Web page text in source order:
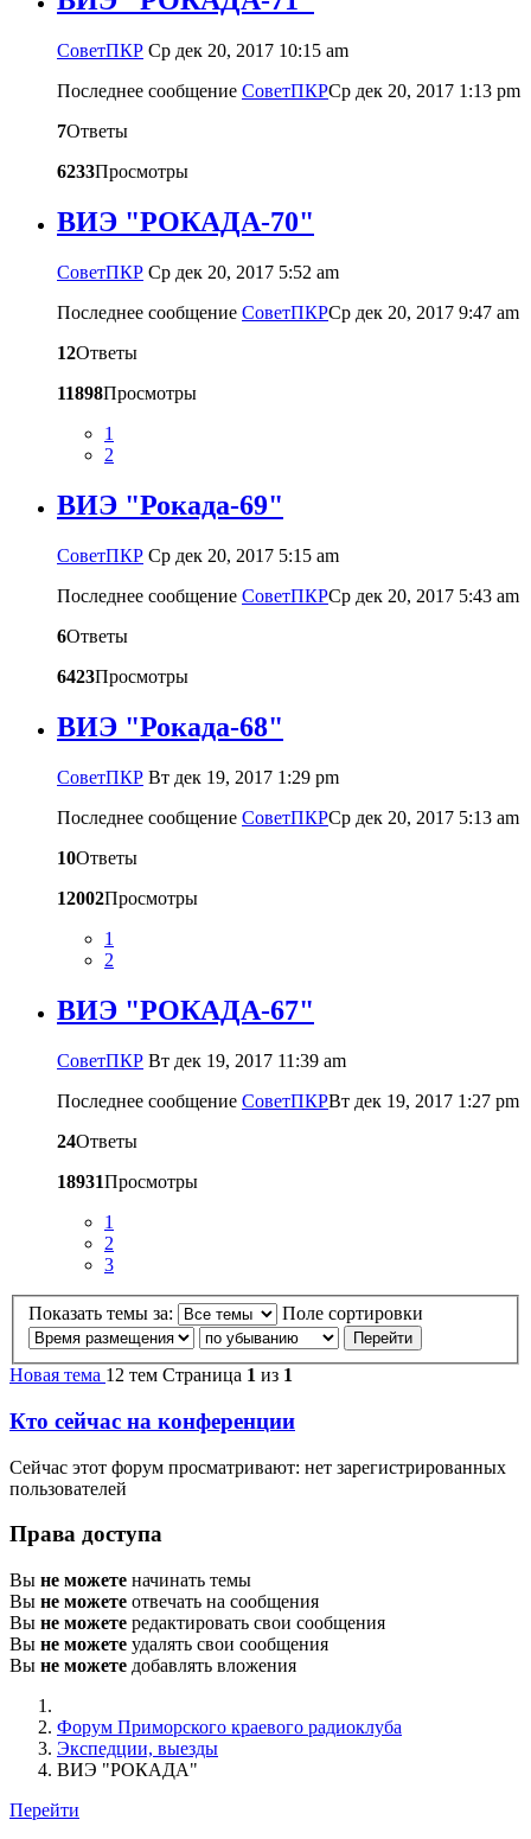
CоветПКР Ср дек 20, 2017 10:15 am
Последнее сообщение CоветПКРСр дек 20, 2017 1:13 pm
7Ответы
6233Просмотры
ВИЭ "РОКАДА-70"
CоветПКР Ср дек 20, 2017 5:52 am
Последнее сообщение CоветПКРСр дек 20, 2017 9:47 am
12Ответы
11898Просмотры
1
2
ВИЭ "Рокада-69"
CоветПКР Ср дек 20, 2017 5:15 am
Последнее сообщение CоветПКРСр дек 20, 2017 5:43 am
6Ответы
6423Просмотры
ВИЭ "Рокада-68"
CоветПКР Вт дек 19, 2017 1:29 pm
Последнее сообщение CоветПКРСр дек 20, 2017 5:13 am
10Ответы
12002Просмотры
1
2
ВИЭ "РОКАДА-67"
CоветПКР Вт дек 19, 2017 11:39 am
Последнее сообщение CоветПКРВт дек 19, 2017 1:27 pm
24Ответы
18931Просмотры
1
2
3
Показать темы за: Поле сортировки
Новая тема 12 тем Страница 1 из 1
Кто сейчас на конференции
Сейчас этот форум просматривают: нет зарегистрированных
пользователей
Права доступа
Вы не можете начинать темы
Вы не можете отвечать на сообщения
Вы не можете редактировать свои сообщения
Вы не можете удалять свои сообщения
Вы не можете добавлять вложения
Форум Приморского краевого радиоклуба
Экспедции, выезды
ВИЭ "РОКАДА"
Перейти